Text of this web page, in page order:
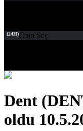
(24H)Coin Seç
Dent
oldu